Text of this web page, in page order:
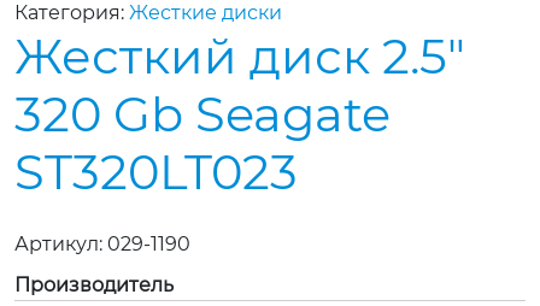
Категория: Жесткие диски
Жесткий диск 2.5"
320 Gb Seagate
ST320LT023
Артикул: 029-1190
Производитель